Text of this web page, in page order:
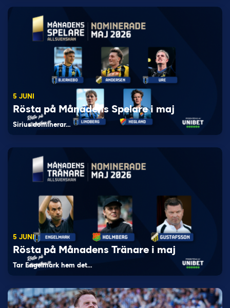
5 JUNI
Rösta på Månadens Spelare i maj
Sirius dominerar…
5 JUNI
Rösta på Månadens Tränare i maj
Tar Engelmark hem det…